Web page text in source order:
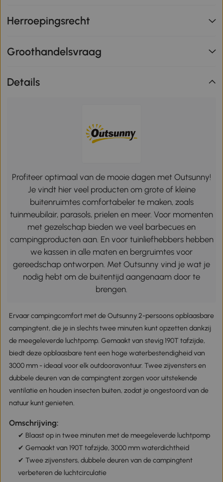
Herroepingsrecht
Groothandelsvraag
Details
Profiteer optimaal van de mooie dagen met Outsunny!
Je vindt hier veel producten om grote of kleine
buitenruimtes comfortabeler te maken, zoals
tuinmeubilair, parasols, prielen en meer. Voor momenten
met gezelschap bieden we veel barbecues en
campingproducten aan. En voor tuinliefhebbers hebben
we kassen in alle maten en bergruimtes voor
gereedschap ontworpen. Met Outsunny vind je wat je
nodig hebt om de buitentijd aangenaam door te
brengen.
Ervaar campingcomfort met de Outsunny 2-persoons opblaasbare
campingtent, die je in slechts twee minuten kunt opzetten dankzij
de meegeleverde luchtpomp. Gemaakt van stevig 190T tafzijde,
biedt deze opblaasbare tent een hoge waterbestendigheid van
3000 mm - ideaal voor elk outdooravontuur. Twee zijvensters en
dubbele deuren van de campingtent zorgen voor uitstekende
ventilatie en houden insecten buiten, zodat je ongestoord van de
natuur kunt genieten.
Omschrijving:
✔ Blaast op in twee minuten met de meegeleverde luchtpomp
✔ Gemaakt van 190T tafzijde, 3000 mm waterdichtheid
✔ Twee zijvensters, dubbele deuren van de campingtent
verbeteren de luchtcirculatie